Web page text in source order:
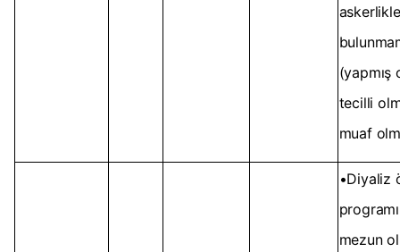
(yapmış
tecilli
muaf
•Diyaliz
mezun